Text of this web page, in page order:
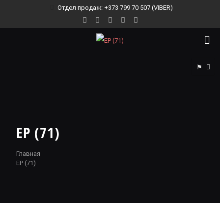
Отдел продаж: +373 799 70 507 (VIBER)
⚑
EP (71)
Главная
EP (71)